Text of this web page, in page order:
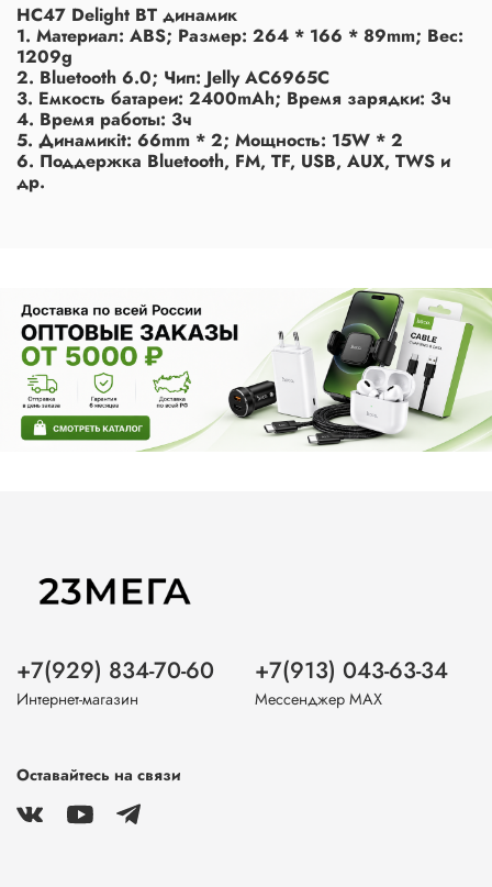
HC47 Delight BT динамик
1. Материал: ABS; Размер: 264 * 166 * 89mm; Вес:
1209g
2. Bluetooth 6.0; Чип: Jelly AC6965C
3. Емкость батареи: 2400mAh; Время зарядки: 3ч
4. Время работы: 3ч
5. Динамикit: 66mm * 2; Мощность: 15W * 2
6. Поддержка Bluetooth, FM, TF, USB, AUX, TWS и
др.
+7(929) 834-70-60
Интернет-магазин
+7(913) 043-63-34
Мессенджер MAX
Оставайтесь на связи